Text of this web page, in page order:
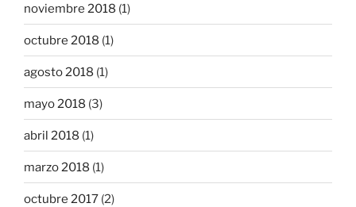
noviembre 2018 (1)
octubre 2018 (1)
agosto 2018 (1)
mayo 2018 (3)
abril 2018 (1)
marzo 2018 (1)
octubre 2017 (2)